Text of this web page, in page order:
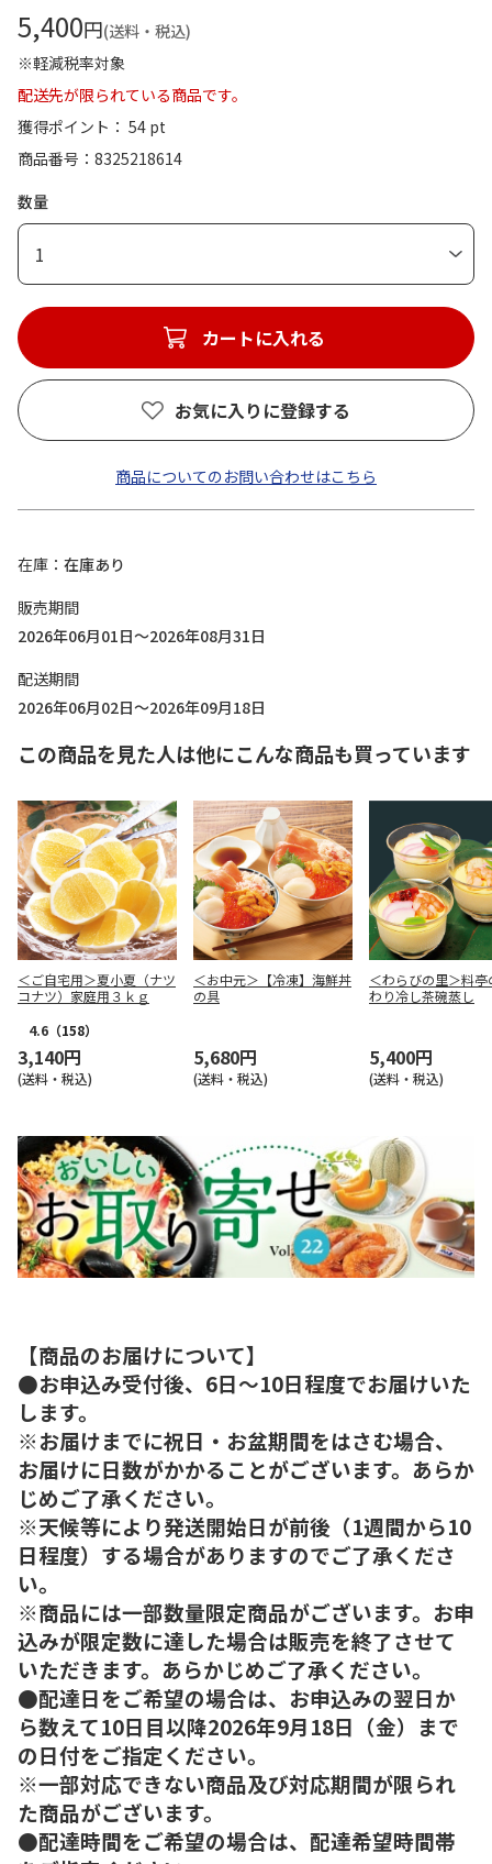
5,400円(送料・税込)
※軽減税率対象
配送先が限られている商品です。
獲得ポイント： 54 pt
商品番号
8325218614
数量
1
カートに入れる
お気に入りに登録する
商品についてのお問い合わせはこちら
在庫
在庫あり
販売期間
2026年06月01日～2026年08月31日
配送期間
2026年06月02日～2026年09月18日
この商品を見た人は他にこんな商品も買っています
＜ご自宅用＞夏小夏（ナツ
コナツ）家庭用３ｋｇ
4.6 （158）
3,140円
(送料・税込)
＜お中元＞【冷凍】海鮮丼
の具
5,680円
(送料・税込)
＜わらびの里＞料亭
わり冷し茶碗蒸し
5,400円
(送料・税込)
【商品のお届けについて】
●お申込み受付後、6日～10日程度でお届けいた
します。
※お届けまでに祝日・お盆期間をはさむ場合、
お届けに日数がかかることがございます。あらか
じめご了承ください。
※天候等により発送開始日が前後（1週間から10
日程度）する場合がありますのでご了承くださ
い。
※商品には一部数量限定商品がございます。お申
込みが限定数に達した場合は販売を終了させて
いただきます。あらかじめご了承ください。
●配達日をご希望の場合は、お申込みの翌日か
ら数えて10日目以降2026年9月18日（金）まで
の日付をご指定ください。
※一部対応できない商品及び対応期間が限られ
た商品がございます。
●配達時間をご希望の場合は、配達希望時間帯